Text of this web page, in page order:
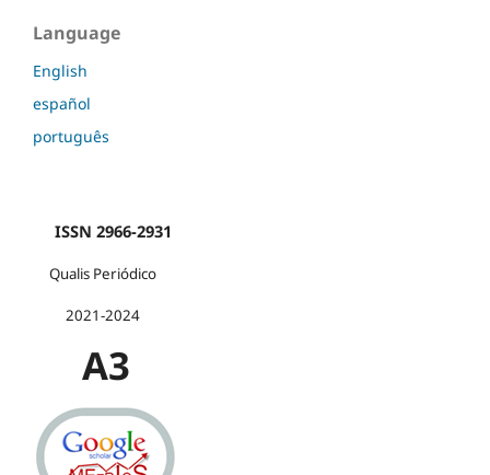
Language
English
español
português
ISSN 2966-2931
Qualis Periódico
2021-2024
A3